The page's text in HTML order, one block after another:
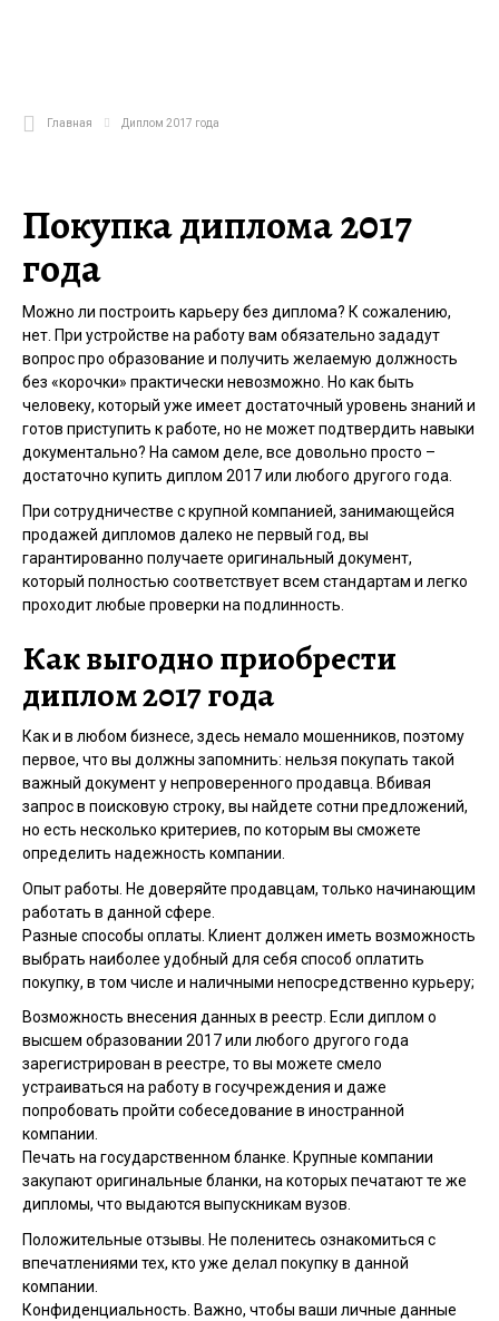
Главная Диплом 2017 года
Покупка диплома 2017
года
Можно ли построить карьеру без диплома? К сожалению,
нет. При устройстве на работу вам обязательно зададут
вопрос про образование и получить желаемую должность
без «корочки» практически невозможно. Но как быть
человеку, который уже имеет достаточный уровень знаний и
готов приступить к работе, но не может подтвердить навыки
документально? На самом деле, все довольно просто –
достаточно купить диплом 2017 или любого другого года.
При сотрудничестве с крупной компанией, занимающейся
продажей дипломов далеко не первый год, вы
гарантированно получаете оригинальный документ,
который полностью соответствует всем стандартам и легко
проходит любые проверки на подлинность.
Как выгодно приобрести
диплом 2017 года
Как и в любом бизнесе, здесь немало мошенников, поэтому
первое, что вы должны запомнить: нельзя покупать такой
важный документ у непроверенного продавца. Вбивая
запрос в поисковую строку, вы найдете сотни предложений,
но есть несколько критериев, по которым вы сможете
определить надежность компании.
Опыт работы. Не доверяйте продавцам, только начинающим
работать в данной сфере.
Разные способы оплаты. Клиент должен иметь возможность
выбрать наиболее удобный для себя способ оплатить
покупку, в том числе и наличными непосредственно курьеру;
Возможность внесения данных в реестр. Если диплом о
высшем образовании 2017 или любого другого года
зарегистрирован в реестре, то вы можете смело
устраиваться на работу в госучреждения и даже
попробовать пройти собеседование в иностранной
компании.
Печать на государственном бланке. Крупные компании
закупают оригинальные бланки, на которых печатают те же
дипломы, что выдаются выпускникам вузов.
Положительные отзывы. Не поленитесь ознакомиться с
впечатлениями тех, кто уже делал покупку в данной
компании.
Конфиденциальность. Важно, чтобы ваши личные данные